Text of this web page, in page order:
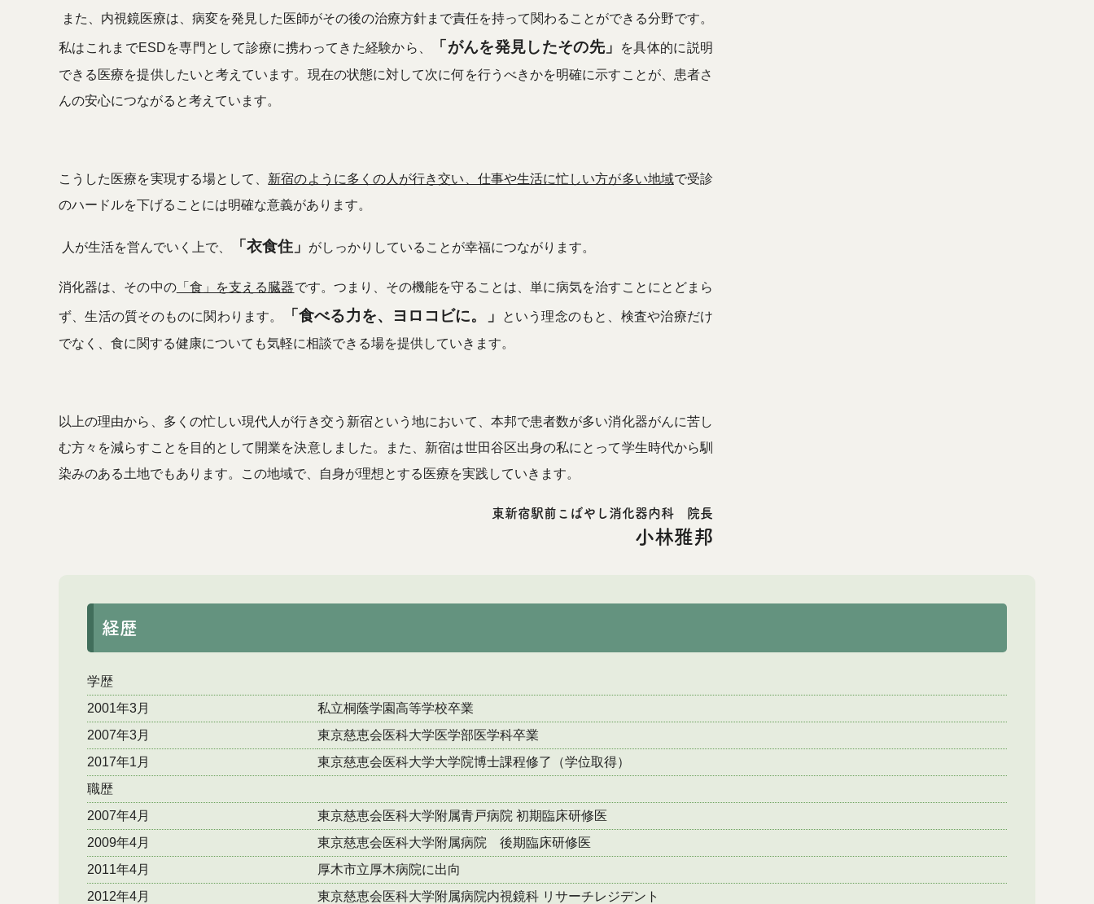
また、内視鏡医療は、病変を発見した医師がその後の治療方針まで責任を持って関わることができる分野です。
私はこれまでESDを専門として診療に携わってきた経験から、 「がんを発見したその先」
を具体的に説明
できる医療を提供したいと考えています。現在の状態に対して次に何を行うべきかを明確に示すことが、患者さ
んの安心につながると考えています。
こうした医療を実現する場として、 新宿のように多くの人が行き交い、仕事や生活に忙しい方が多い地域で受診
のハードルを下げることには明確な意義があります。
人が生活を営んでいく上で、 「衣食住」 がしっかりしていることが幸福につながります。
消化器は、その中の「食」を支える臓器です。つまり、その機能を守ることは、単に病気を治すことにとどまら
ず、生活の質そのものに関わります。 「食べる力を、ヨロコビに。」
という理念のもと、検査や治療だけ
でなく、食に関する健康についても気軽に相談できる場を提供していきます。
以上の理由から、多くの忙しい現代人が行き交う新宿という地において、本邦で患者数が多い消化器がんに苦し
む方々を減らすことを目的として開業を決意しました。また、新宿は世田谷区出身の私にとって学生時代から馴
染みのある土地でもあります。この地域で、自身が理想とする医療を実践していきます。
東新宿駅前こばやし消化器内科 院長
小林雅邦
経歴
学歴
2001年3月
私立桐蔭学園高等学校卒業
2007年3月
東京慈恵会医科大学医学部医学科卒業
2017年1月
東京慈恵会医科大学大学院博士課程修了（学位取得）
職歴
2007年4月
東京慈恵会医科大学附属青戸病院 初期臨床研修医
2009年4月
東京慈恵会医科大学附属病院 後期臨床研修医
2011年4月
厚木市立厚木病院に出向
2012年4月
東京慈恵会医科大学附属病院内視鏡科 リサーチレジデント